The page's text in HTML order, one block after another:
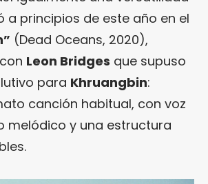
a principios de este año en el
(Dead Oceans, 2020),
Leon Bridges que supuso
para Khruangbin:
canción habitual, con voz
melódico y una estructura